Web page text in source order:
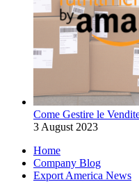
Come Gestire le
3 August 2023
Home
Company Blog
Export America News